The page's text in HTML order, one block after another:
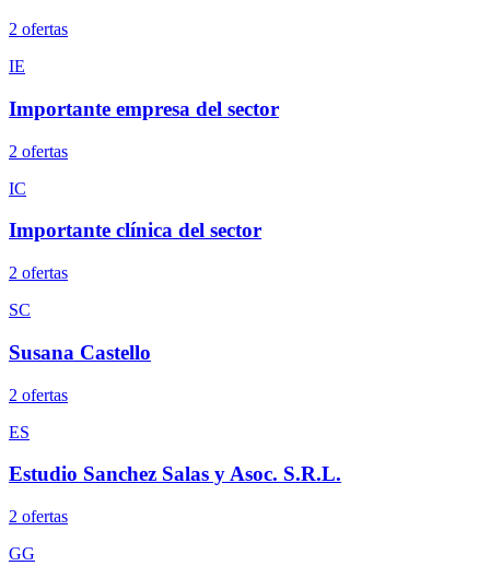
2 ofertas
IE
Importante empresa del sector
2 ofertas
IC
Importante clínica del sector
2 ofertas
SC
Susana Castello
2 ofertas
ES
Estudio Sanchez Salas y Asoc. S.R.L.
2 ofertas
GG